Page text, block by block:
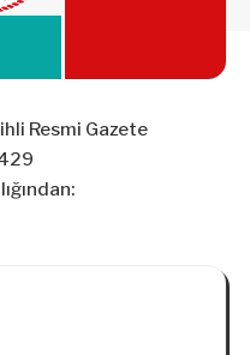
Resmi Gazete